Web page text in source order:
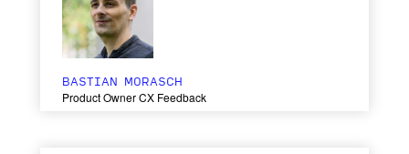
BASTIAN MORASCH
Product Owner CX Feedback